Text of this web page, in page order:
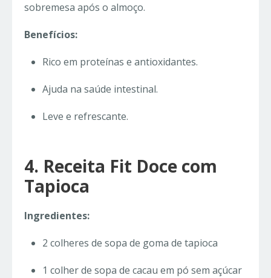
sobremesa após o almoço.
Benefícios:
Rico em proteínas e antioxidantes.
Ajuda na saúde intestinal.
Leve e refrescante.
4. Receita Fit Doce com
Tapioca
Ingredientes:
2 colheres de sopa de goma de tapioca
1 colher de sopa de cacau em pó sem açúcar